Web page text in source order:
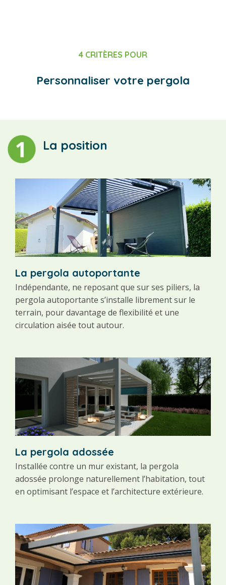
4 CRITÈRES POUR
Personnaliser votre pergola
La position
La pergola autoportante
Indépendante, ne reposant que sur ses piliers, la
pergola autoportante s’installe librement sur le
terrain, pour davantage de flexibilité et une
circulation aisée tout autour.
La pergola adossée
Installée contre un mur existant, la pergola
adossée prolonge naturellement l’habitation, tout
en optimisant l’espace et l’architecture extérieure.